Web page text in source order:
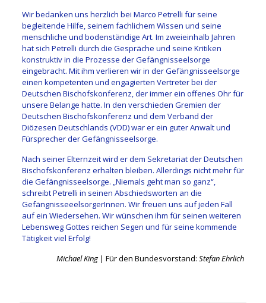
Wir bedanken uns herzlich bei Marco Petrelli für seine
begleitende Hilfe, seinem fachlichem Wissen und seine
menschliche und bodenständige Art. Im zweieinhalb Jahren
hat sich Petrelli durch die Gespräche und seine Kritiken
konstruktiv in die Prozesse der Gefängnisseelsorge
eingebracht. Mit ihm verlieren wir in der Gefängnisseelsorge
einen kompetenten und engagierten Vertreter bei der
Deutschen Bischofskonferenz, der immer ein offenes Ohr für
unsere Belange hatte. In den verschieden Gremien der
Deutschen Bischofskonferenz und dem Verband der
Diözesen Deutschlands (VDD) war er ein guter Anwalt und
Fürsprecher der Gefängnisseelsorge.
Nach seiner Elternzeit wird er dem Sekretariat der Deutschen
Bischofskonferenz erhalten bleiben. Allerdings nicht mehr für
die Gefängnisseelsorge. „Niemals geht man so ganz“,
schreibt Petrelli in seinen Abschiedsworten an die
GefängnisseeelsorgerInnen. Wir freuen uns auf jeden Fall
auf ein Wiedersehen. Wir wünschen ihm für seinen weiteren
Lebensweg Gottes reichen Segen und für seine kommende
Tätigkeit viel Erfolg!
Michael King | Für den Bundesvorstand:Stefan Ehrlich